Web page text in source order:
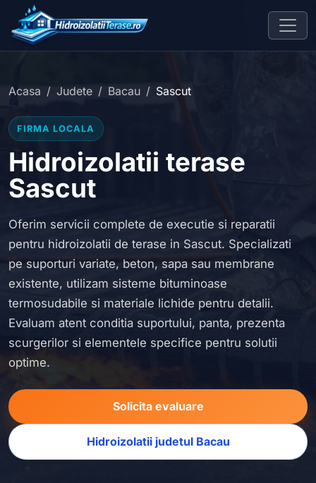
Acasa Judete Bacau Sascut
FIRMA LOCALA
Hidroizolatii terase
Sascut
Oferim servicii complete de executie si reparatii
pentru hidroizolatii de terase in Sascut. Specializati
pe suporturi variate, beton, sapa sau membrane
existente, utilizam sisteme bituminoase
termosudabile si materiale lichide pentru detalii.
Evaluam atent conditia suportului, panta, prezenta
scurgerilor si elementele specifice pentru solutii
optime.
Solicita evaluare
Hidroizolatii judetul Bacau